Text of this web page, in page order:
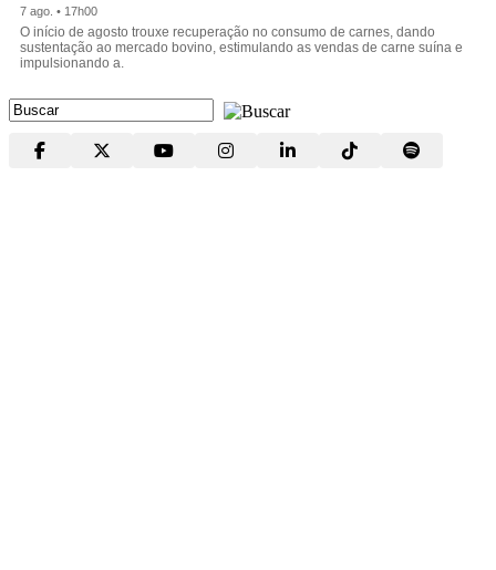
7 ago. • 17h00
O início de agosto trouxe recuperação no consumo de carnes, dando
sustentação ao mercado bovino, estimulando as vendas de carne suína e
impulsionando a.